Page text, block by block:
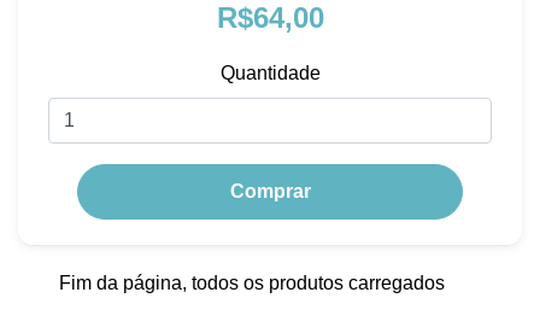
R$64,00
Quantidade
Comprar
Fim da página, todos os produtos carregados